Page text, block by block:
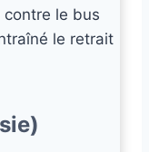
contre le bus
le retrait